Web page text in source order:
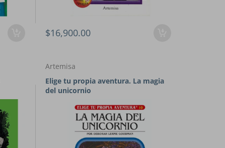
$16,900.00
Artemisa
Elige tu propia aventura. La magia
del unicornio